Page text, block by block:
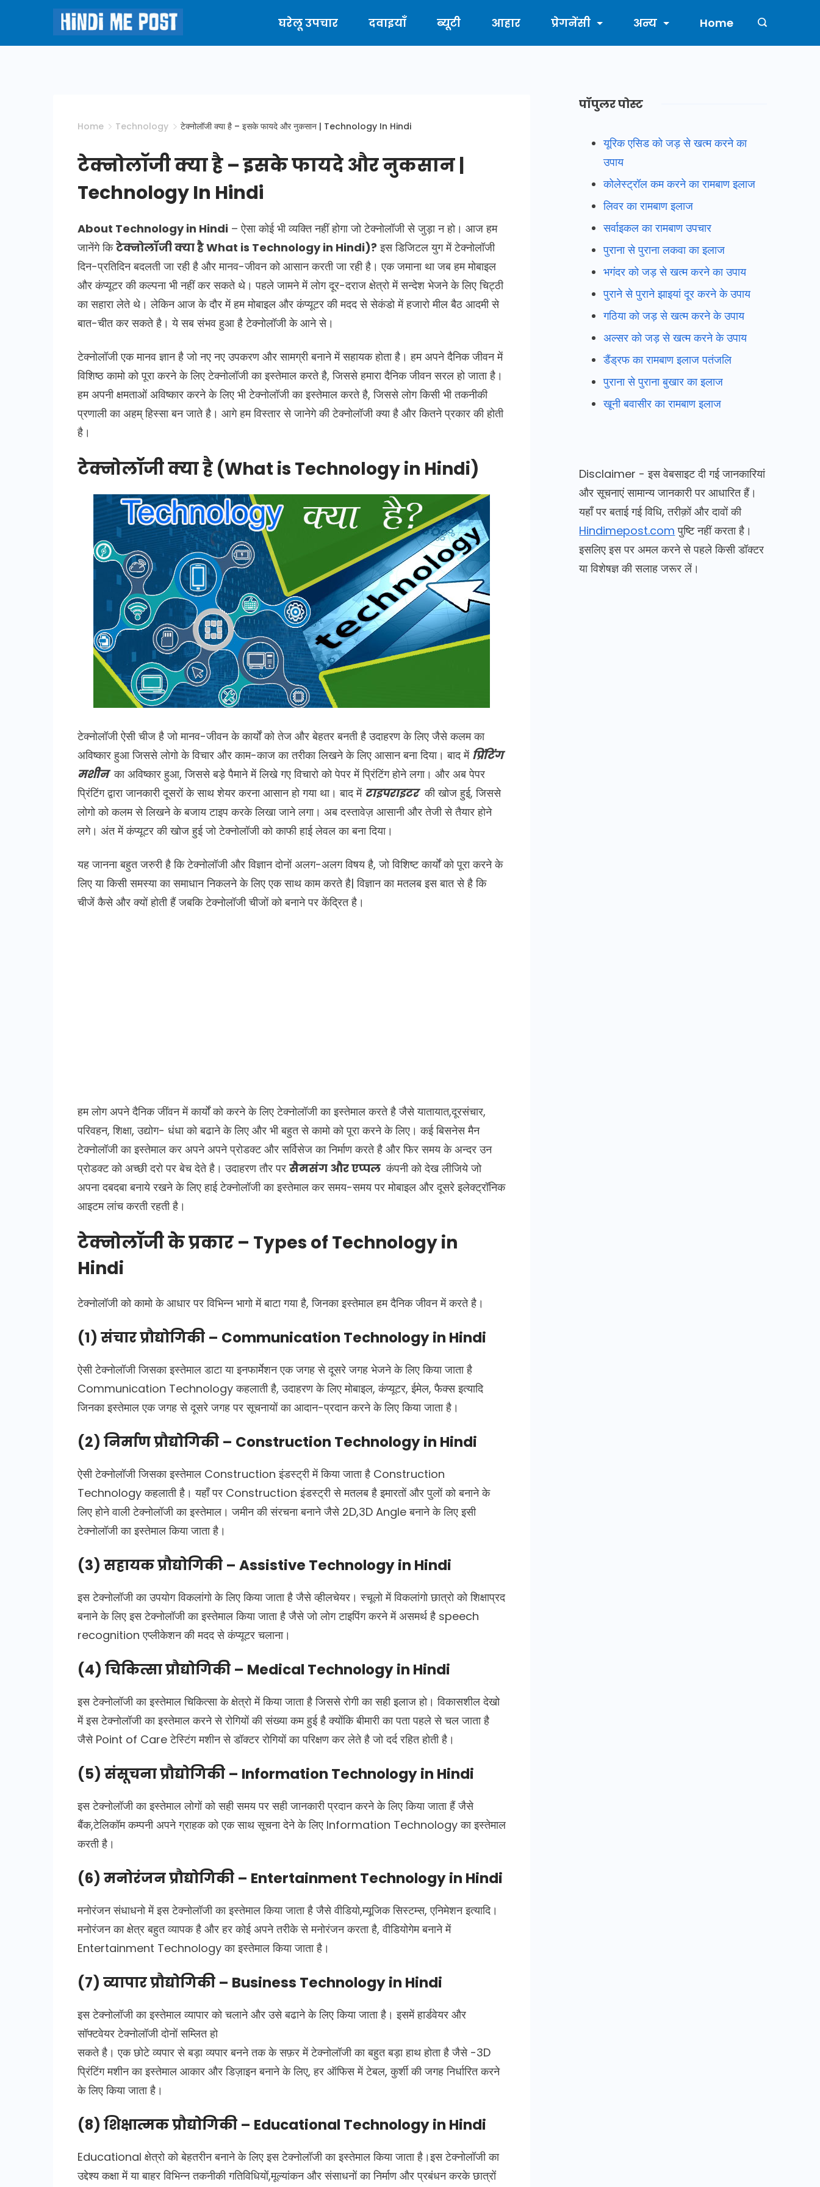
content
Hindi
घरेलू उपचार दवाइयाँ ब्यूटी आहार प्रेगनेंसी अन्य Home
Home Technology टेक्नोलॉजी क्या है – इसके फायदे और नुकसान | Technology In Hindi
टेक्नोलॉजी क्या है – इसके फायदे और नुकसान |
Technology In Hindi
About Technology in Hindi – ऐसा कोई भी व्यक्ति नहीं होगा जो टेक्नोलॉजी से जुड़ा न हो। आज हम
जानेंगे किटेक्नोलॉजी क्या है What is Technology in Hindi)? इस डिजिटल युग में टेक्नोलॉजी
दिन-प्रतिदिन बदलती जा रही है और मानव-जीवन को आसान करती जा रही है। एक जमाना था जब हम मोबाइल
और कंप्यूटर की कल्पना भी नहीं कर सकते थे। पहले जामने में लोग दूर-दराज क्षेत्रो में सन्देश भेजने के लिए चिट्ठी
का सहारा लेते थे। लेकिन आज के दौर में हम मोबाइल और कंप्यूटर की मदद से सेकंडो में हजारो मील बैठ आदमी से
बात-चीत कर सकते है। ये सब संभव हुआ है टेक्नोलॉजी के आने से।
टेक्नोलॉजी एक मानव ज्ञान है जो नए नए उपकरण और सामग्री बनाने में सहायक होता है। हम अपने दैनिक जीवन में
विशिष्ठ कामो को पूरा करने के लिए टेक्नोलॉजी का इस्तेमाल करते है, जिससे हमारा दैनिक जीवन सरल हो जाता है।
हम अपनी क्षमताओं अविष्कार करने के लिए भी टेक्नोलॉजी का इस्तेमाल करते है, जिससे लोग किसी भी तकनीकी
प्रणाली का अहम् हिस्सा बन जाते है। आगे हम विस्तार से जानेगे की टेक्नोलॉजी क्या है और कितने प्रकार की होती
है।
टेक्नोलॉजी क्या है (What is Technology in Hindi)
टेक्नोलॉजी ऐसी चीज है जो मानव-जीवन के कार्यों को तेज और बेहतर बनती है उदाहरण के लिए जैसे कलम का
अविष्कार हुआ जिससे लोगो के विचार और काम-काज का तरीका लिखने के लिए आसान बना दिया। बाद में प्रिंटिंग
मशीन का अविष्कार हुआ, जिससे बड़े पैमाने में लिखे गए विचारो को पेपर में प्रिंटिंग होने लगा। और अब पेपर
प्रिंटिंग द्वारा जानकारी दूसरों के साथ शेयर करना आसान हो गया था। बाद में टाइपराइटरकी खोज हुई, जिससे
लोगो को कलम से लिखने के बजाय टाइप करके लिखा जाने लगा। अब दस्तावेज़ आसानी और तेजी से तैयार होने
लगे। अंत में कंप्यूटर की खोज हुई जो टेक्नोलॉजी को काफी हाई लेवल का बना दिया।
यह जानना बहुत जरुरी है कि टेक्नोलॉजी और विज्ञान दोनों अलग-अलग विषय है, जो विशिष्ट कार्यों को पूरा करने के
लिए या किसी समस्या का समाधान निकलने के लिए एक साथ काम करते है| विज्ञान का मतलब इस बात से है कि
चीजें कैसे और क्यों होती हैं जबकि टेक्नोलॉजी चीजों को बनाने पर केंद्रित है।
हम लोग अपने दैनिक जींवन में कार्यों को करने के लिए टेक्नोलॉजी का इस्तेमाल करते है जैसे यातायात,दूरसंचार,
परिवहन, शिक्षा, उद्योग- धंधा को बढाने के लिए और भी बहुत से कामो को पूरा करने के लिए। कई बिसनेस मैन
टेक्नोलॉजी का इस्तेमाल कर अपने अपने प्रोडक्ट और सर्विसेज का निर्माण करते है और फिर समय के अन्दर उन
प्रोडक्ट को अच्छी दरो पर बेच देते है। उदाहरण तौर पर सैमसंग और एप्पल कंपनी को देख लीजिये जो
अपना दबदबा बनाये रखने के लिए हाई टेक्नोलॉजी का इस्तेमाल कर समय-समय पर मोबाइल और दूसरे इलेक्ट्रॉनिक
आइटम लांच करती रहती है।
टेक्नोलॉजी के प्रकार – Types of Technology in
Hindi
टेक्नोलॉजी को कामो के आधार पर विभिन्न भागो में बाटा गया है, जिनका इस्तेमाल हम दैनिक जीवन में करते है।
(1) संचार प्रौद्योगिकी – Communication Technology in Hindi
ऐसी टेक्नोलॉजी जिसका इस्तेमाल डाटा या इनफार्मेशन एक जगह से दूसरे जगह भेजने के लिए किया जाता है
Communication Technology कहलाती है, उदाहरण के लिए मोबाइल, कंप्यूटर, ईमेल, फैक्स इत्यादि
जिनका इस्तेमाल एक जगह से दूसरे जगह पर सूचनायों का आदान-प्रदान करने के लिए किया जाता है।
(2) निर्माण प्रौद्योगिकी – Construction Technology in Hindi
ऐसी टेक्नोलॉजी जिसका इस्तेमाल Construction इंडस्ट्री में किया जाता है Construction
Technology कहलाती है। यहाँ पर Construction इंडस्ट्री से मतलब है इमारतों और पुलों को बनाने के
लिए होने वाली टेक्नोलॉजी का इस्तेमाल। जमीन की संरचना बनाने जैसे 2D,3D Angle बनाने के लिए इसी
टेक्नोलॉजी का इस्तेमाल किया जाता है।
(3) सहायक प्रौद्योगिकी – Assistive Technology in Hindi
इस टेक्नोलॉजी का उपयोग विकलांगो के लिए किया जाता है जैसे व्हीलचेयर। स्चूलो में विकलांगो छात्रो को शिक्षाप्रद
बनाने के लिए इस टेक्नोलॉजी का इस्तेमाल किया जाता है जैसे जो लोग टाइपिंग करने में असमर्थ है speech
recognition एप्लीकेशन की मदद से कंप्यूटर चलाना।
(4) चिकित्सा प्रौद्योगिकी – Medical Technology in Hindi
इस टेक्नोलॉजी का इस्तेमाल चिकित्सा के क्षेत्रो में किया जाता है जिससे रोगी का सही इलाज हो। विकासशील देखो
में इस टेक्नोलॉजी का इस्तेमाल करने से रोगियों की संख्या कम हुई है क्योंकि बीमारी का पता पहले से चल जाता है
जैसे Point of Care टेस्टिंग मशीन से डॉक्टर रोगियों का परिक्षण कर लेते है जो दर्द रहित होती है।
(5) संसूचना प्रौद्योगिकी – Information Technology in Hindi
इस टेक्नोलॉजी का इस्तेमाल लोगों को सही समय पर सही जानकारी प्रदान करने के लिए किया जाता हैं जैसे
बैंक,टेलिकॉम कम्पनी अपने ग्राहक को एक साथ सूचना देने के लिए Information Technology का इस्तेमाल
करती है।
(6) मनोरंजन प्रौद्योगिकी – Entertainment Technology in Hindi
मनोरंजन संधाधनो में इस टेक्नोलॉजी का इस्तेमाल किया जाता है जैसे वीडियो,म्‍यूजि़क सिस्टम्स, एनिमेशन इत्यादि।
मनोरंजन का क्षेत्र बहुत व्यापक है और हर कोई अपने तरीके से मनोरंजन करता है, वीडियोगेम बनाने में
Entertainment Technology का इस्तेमाल किया जाता है।
(7) व्यापार प्रौद्योगिकी – Business Technology in Hindi
इस टेक्नोलॉजी का इस्तेमाल व्यापार को चलाने और उसे बढाने के लिए किया जाता है। इसमें हार्डवेयर और
सॉफ्टवेयर टेक्नोलॉजी दोनों सम्लित हो
सकते है। एक छोटे व्यपार से बड़ा व्यपार बनने तक के सफ़र में टेक्नोलॉजी का बहुत बड़ा हाथ होता है जैसे -3D
प्रिंटिंग मशीन का इस्तेमाल आकार और डिज़ाइन बनाने के लिए, हर ऑफिस में टेबल, कुर्शी की जगह निर्धारित करने
के लिए किया जाता है।
(8) शिक्षात्मक प्रौद्योगिकी – Educational Technology in Hindi
Educational क्षेत्रो को बेहतरीन बनाने के लिए इस टेक्नोलॉजी का इस्तेमाल किया जाता है।इस टेक्नोलॉजी का
उद्देश्य कक्षा में या बाहर विभिन्न तकनीकी गतिविधियों,मूल्यांकन और संसाधनों का निर्माण और प्रबंधन करके छात्रों
पॉपुलर पोस्ट
यूरिक एसिड को जड़ से खत्म करने का
उपाय
कोलेस्ट्रॉल कम करने का रामबाण इलाज
लिवर का रामबाण इलाज
सर्वाइकल का रामबाण उपचार
पुराना से पुराना लकवा का इलाज
भगंदर को जड़ से खत्म करने का उपाय
पुराने से पुराने झाइयां दूर करने के उपाय
गठिया को जड़ से खत्म करने के उपाय
अल्सर को जड़ से खत्म करने के उपाय
डैंड्रफ का रामबाण इलाज पतंजलि
पुराना से पुराना बुखार का इलाज
खूनी बवासीर का रामबाण इलाज
Disclaimer - इस वेबसाइट दी गई जानकारियां
और सूचनाएं सामान्य जानकारी पर आधारित हैं।
यहाँ पर बताई गई विधि, तरीक़ों और दावों की
Hindimepost.com पुष्टि नहीं करता है।
इसलिए इस पर अमल करने से पहले किसी डॉक्टर
या विशेषज्ञ की सलाह जरूर लें।